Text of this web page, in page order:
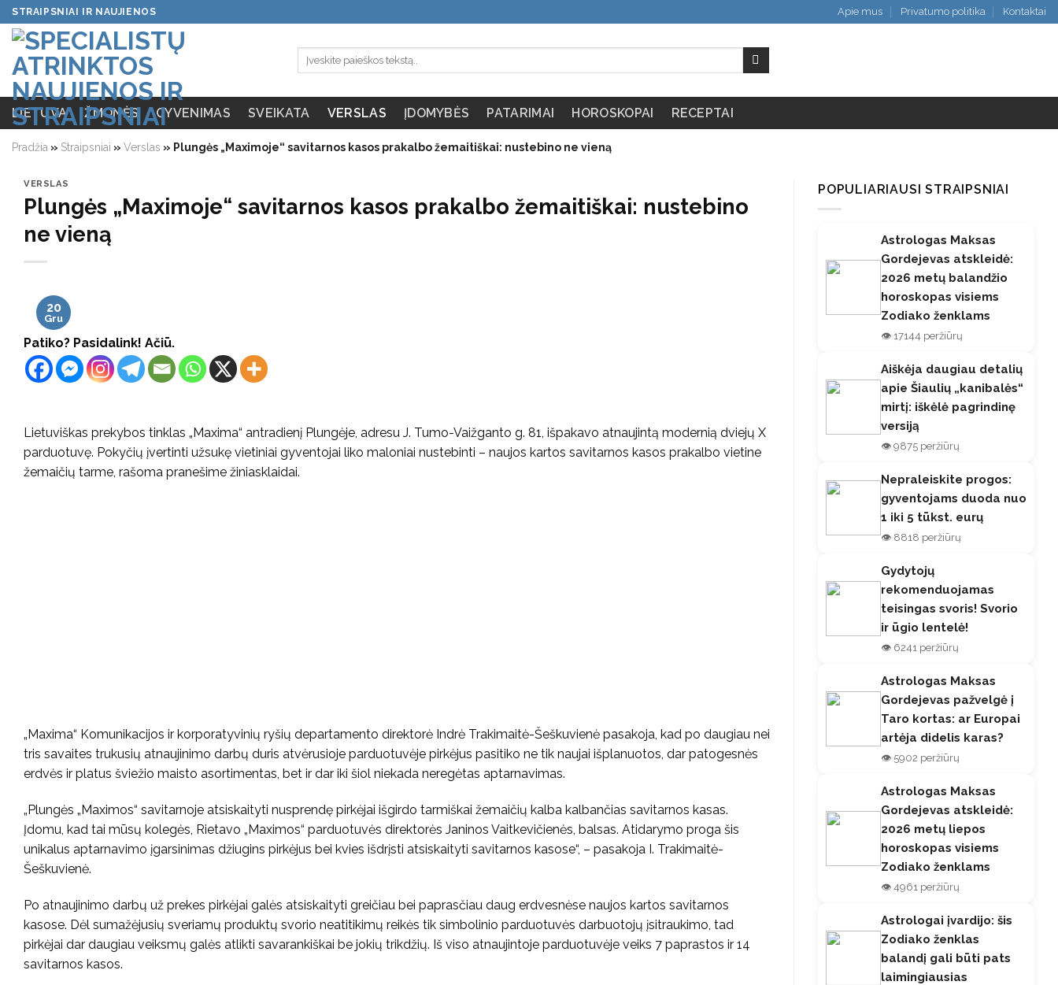
Skip
to
content
STRAIPSNIAI IR NAUJIENOS Apie mus Privatumo politika Kontaktai
LIETUVA ŽMONĖS GYVENIMAS SVEIKATA VERSLAS ĮDOMYBĖS PATARIMAI HOROSKOPAI RECEPTAI
Pradžia » Straipsniai » Verslas » Plungės „Maximoje“ savitarnos kasos prakalbo žemaitiškai: nustebino ne vieną
VERSLAS
Plungės „Maximoje“ savitarnos kasos prakalbo žemaitiškai: nustebino
ne vieną
20
Gru
Patiko? Pasidalink! Ačiū.
Lietuviškas prekybos tinklas „Maxima“ antradienį Plungėje, adresu J. Tumo-Vaižganto g. 81, išpakavo atnaujintą modernią dviejų X
parduotuvę. Pokyčių įvertinti užsukę vietiniai gyventojai liko maloniai nustebinti – naujos kartos savitarnos kasos prakalbo vietine
žemaičių tarme, rašoma pranešime žiniasklaidai.
„Maxima“ Komunikacijos ir korporatyvinių ryšių departamento direktorė Indrė Trakimaitė-Šeškuvienė pasakoja, kad po daugiau nei
tris savaites trukusių atnaujinimo darbų duris atvėrusioje parduotuvėje pirkėjus pasitiko ne tik naujai išplanuotos, dar patogesnės
erdvės ir platus šviežio maisto asortimentas, bet ir dar iki šiol niekada neregėtas aptarnavimas.
„Plungės „Maximos“ savitarnoje atsiskaityti nusprendę pirkėjai išgirdo tarmiškai žemaičių kalba kalbančias savitarnos kasas.
Įdomu, kad tai mūsų kolegės, Rietavo „Maximos“ parduotuvės direktorės Janinos Vaitkevičienės, balsas. Atidarymo proga šis
unikalus aptarnavimo įgarsinimas džiugins pirkėjus bei kvies išdrįsti atsiskaityti savitarnos kasose“, – pasakoja I. Trakimaitė-
Šeškuvienė.
Po atnaujinimo darbų už prekes pirkėjai galės atsiskaityti greičiau bei paprasčiau daug erdvesnėse naujos kartos savitarnos
kasose. Dėl sumažėjusių sveriamų produktų svorio neatitikimų reikės tik simbolinio parduotuvės darbuotojų įsitraukimo, tad
pirkėjai dar daugiau veiksmų galės atlikti savarankiškai be jokių trikdžių. Iš viso atnaujintoje parduotuvėje veiks 7 paprastos ir 14
savitarnos kasos.
POPULIARIAUSI STRAIPSNIAI
Astrologas Maksas
Gordejevas atskleidė:
2026 metų balandžio
horoskopas visiems
Zodiako ženklams
👁️ 17144 peržiūrų
Aiškėja daugiau detalių
apie Šiaulių „kanibalės“
mirtį: iškėlė pagrindinę
versiją
👁️ 9875 peržiūrų
Nepraleiskite progos:
gyventojams duoda nuo
1 iki 5 tūkst. eurų
👁️ 8818 peržiūrų
Gydytojų
rekomenduojamas
teisingas svoris! Svorio
ir ūgio lentelė!
👁️ 6241 peržiūrų
Astrologas Maksas
Gordejevas pažvelgė į
Taro kortas: ar Europai
artėja didelis karas?
👁️ 5902 peržiūrų
Astrologas Maksas
Gordejevas atskleidė:
2026 metų liepos
horoskopas visiems
Zodiako ženklams
👁️ 4961 peržiūrų
Astrologai įvardijo: šis
Zodiako ženklas
balandį gali būti pats
laimingiausias